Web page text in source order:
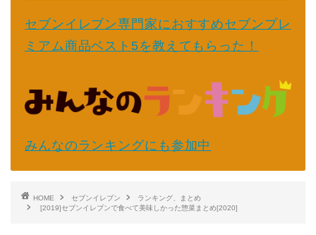
セブンイレブン専門家におすすめセブンプレ
ミアム商品ベスト5を教えてもらった！
みんなのランキングにも参加中
HOME セブンイレブン
ランキング、まとめ
[2019]セブンイレブンで食べて美味しかった惣菜まとめ[2020]